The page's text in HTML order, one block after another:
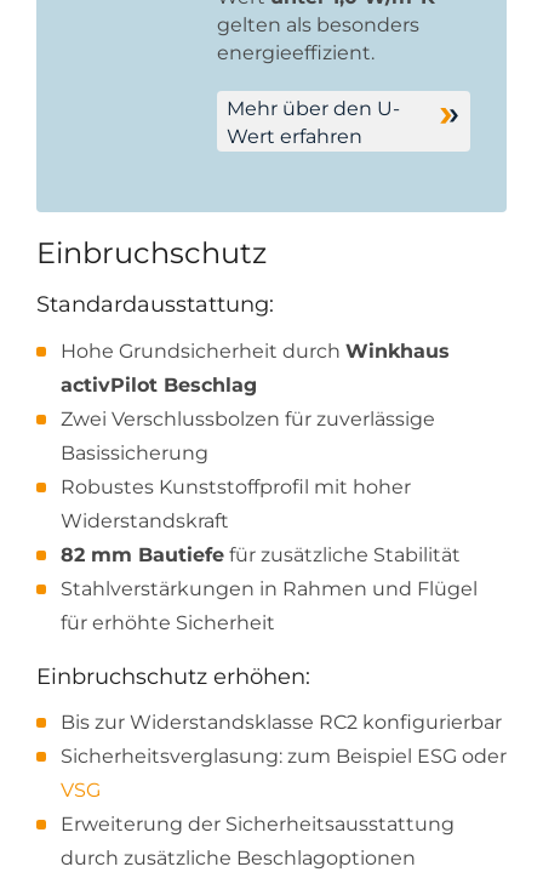
gelten als besonders
energieeffizient.
Mehr über den U-
Wert erfahren
Einbruchschutz
Standardausstattung:
Hohe Grundsicherheit durch Winkhaus
activPilot Beschlag
Zwei Verschlussbolzen für zuverlässige
Basissicherung
Robustes Kunststoffprofil mit hoher
Widerstandskraft
82 mm Bautiefe für zusätzliche Stabilität
Stahlverstärkungen in Rahmen und Flügel
für erhöhte Sicherheit
Einbruchschutz erhöhen:
Bis zur Widerstandsklasse RC2 konfigurierbar
Sicherheitsverglasung: zum Beispiel ESG oder
VSG
Erweiterung der Sicherheitsausstattung
durch zusätzliche Beschlagoptionen